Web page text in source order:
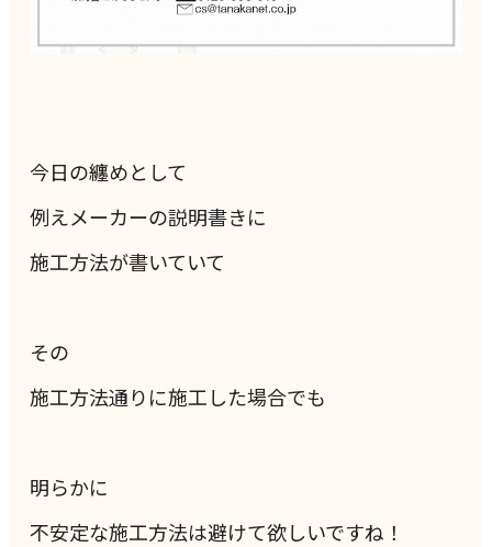
今日の纏めとして
例えメーカーの説明書きに
施工方法が書いていて
その
施工方法通りに施工した場合でも
明らかに
不安定な施工方法は避けて欲しいですね！